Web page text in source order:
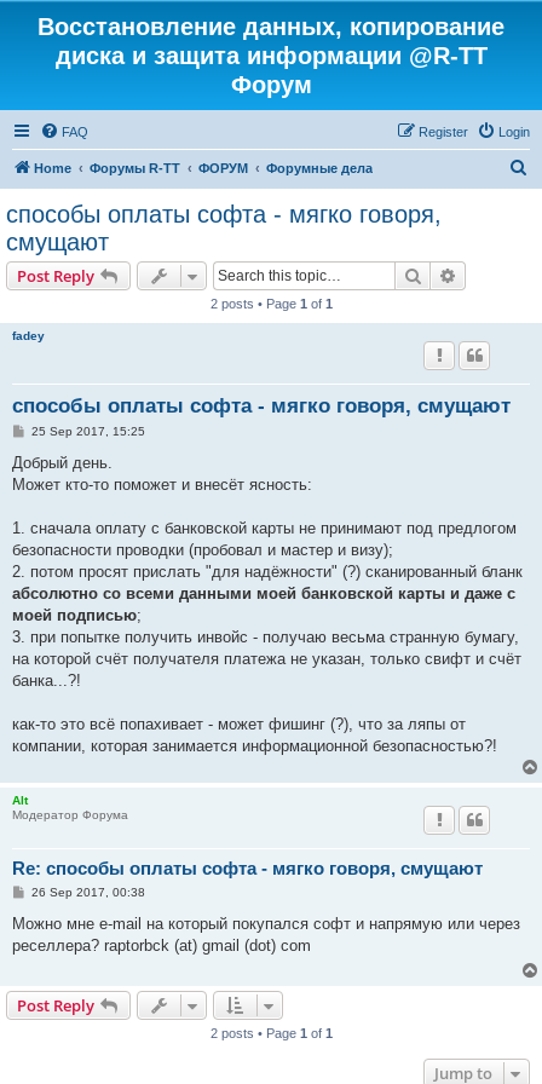
Восстановление данных, копирование
диска и защита информации @R-TT
Форум
FAQ Login
Register
Home Форумы R-TT ФОРУМ Форумные дела
способы оплаты софта - мягко говоря,
смущают
Post Reply Search
2 posts • Page 1 of 1
fadey
способы оплаты софта - мягко говоря, смущают
P
s
25 Sep 2017, 15:25
Добрый день.
Может кто-то поможет и внесёт ясность:
1. сначала оплату с банковской карты не принимают под предлогом
безопасности проводки (пробовал и мастер и визу);
2. потом просят прислать "для надёжности" (?) сканированный бланк
абсолютно со всеми данными моей банковской карты и даже с
моей подписью;
3. при попытке получить инвойс - получаю весьма странную бумагу,
на которой счёт получателя платежа не указан, только свифт и счёт
банка...?!
как-то это всё попахивает - может фишинг (?), что за ляпы от
компании, которая занимается информационной безопасностью?!
Alt
Модератор Форума
Re: способы оплаты софта - мягко говоря, смущают
P
s
26 Sep 2017, 00:38
Можно мне e-mail на который покупался софт и напрямую или через
реселлера? raptorbck (at) gmail (dot) com
Post Reply
2 posts • Page 1 of 1
Jump to